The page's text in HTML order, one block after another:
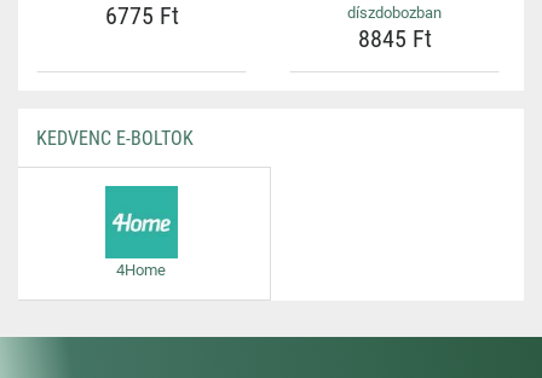
6775 Ft
díszdobozban
8845 Ft
KEDVENC E-BOLTOK
4Home